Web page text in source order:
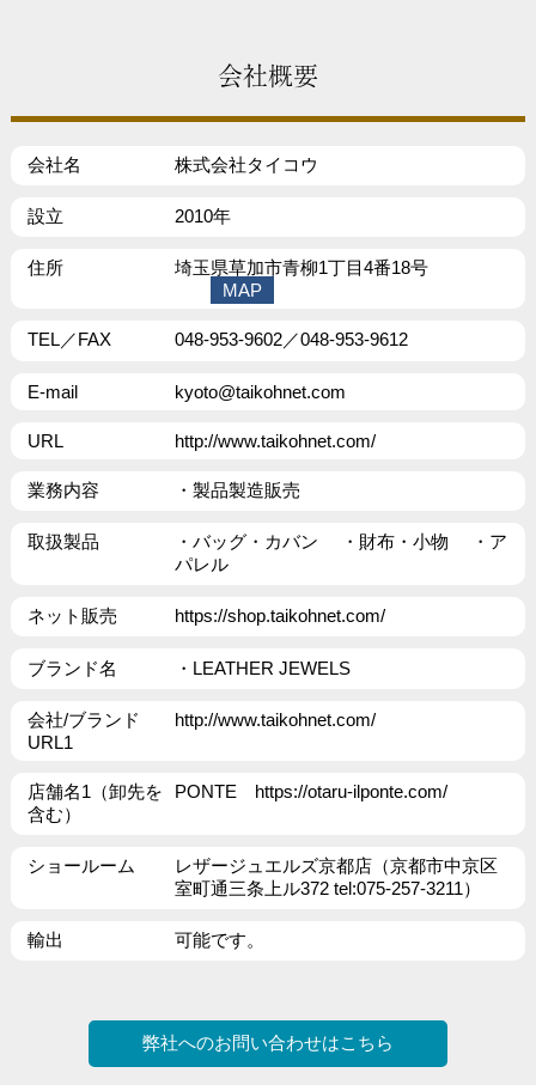
会社概要
会社名 株式会社タイコウ
設立 2010年
住所
埼玉県草加市青柳1丁目4番18号
MAP
TEL／FAX 048-953-9602／048-953-9612
E-mail kyoto@taikohnet.com
URL http://www.taikohnet.com/
業務内容 ・製品製造販売
取扱製品
・バッグ・カバン ・財布・小物 ・ア
パレル
ネット販売 https://shop.taikohnet.com/
ブランド名 ・LEATHER JEWELS
会社/ブランド
URL1
http://www.taikohnet.com/
店舗名1（卸先を
含む）
PONTE https://otaru-ilponte.com/
ショールーム
レザージュエルズ京都店（京都市中京区
室町通三条上ル372 tel:075-257-3211）
輸出 可能です。
弊社へのお問い合わせはこちら